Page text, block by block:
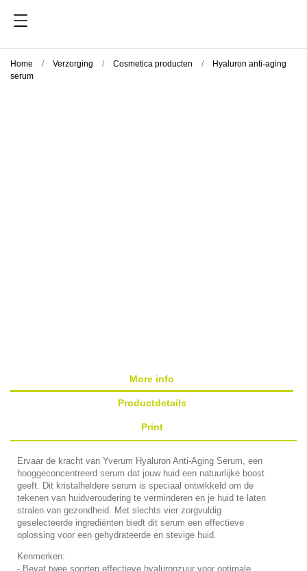
Home Verzorging Cosmetica producten
Hyaluron anti-aging
serum
More info
Productdetails
Print
Ervaar de kracht van Yverum Hyaluron Anti-Aging Serum, een
hooggeconcentreerd serum dat jouw huid een natuurlijke boost
geeft. Dit kristalheldere serum is speciaal ontwikkeld om de
tekenen van huidveroudering te verminderen en je huid te laten
stralen van gezondheid. Met slechts vier zorgvuldig
geselecteerde ingrediënten biedt dit serum een effectieve
oplossing voor een gehydrateerde en stevige huid.
Kenmerken:
- Bevat twee soorten effectieve hyaluronzuur voor optimale